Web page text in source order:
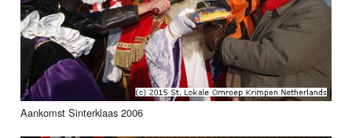
Aankomst Sinterklaas 2006